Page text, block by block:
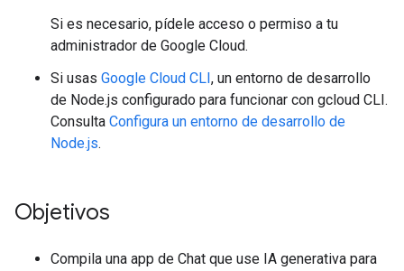
Si es necesario, pídele acceso o permiso a tu
administrador de Google Cloud.
Si usas Google Cloud CLI , un entorno de desarrollo
de Node.js configurado para funcionar con gcloud CLI.
Consulta Configura un entorno de desarrollo de
Node.js.
Objetivos
Compila una app de Chat que use IA generativa para